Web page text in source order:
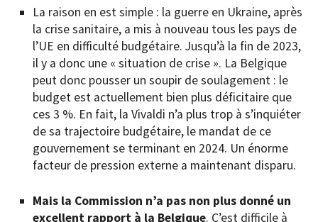
La raison en est simple : la guerre en Ukraine, après
la crise sanitaire, a mis à nouveau tous les pays de
l’UE en difficulté budgétaire. Jusqu’à la fin de 2023,
il y a donc une « situation de crise ». La Belgique
peut donc pousser un soupir de soulagement : le
budget est actuellement bien plus déficitaire que
ces 3 %. En fait, la Vivaldi n’a plus trop à s’inquiéter
de sa trajectoire budgétaire, le mandat de ce
gouvernement se terminant en 2024. Un énorme
facteur de pression externe a maintenant disparu.
Mais la Commission n’a pas non plus donné un
excellent rapport à la Belgique. C’est difficile à